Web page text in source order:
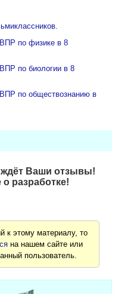
по физике в 8
по биологии в 8
по обществознанию в
Ваши отзывы!
разработке!
к этому материалу, то
на нашем сайте или
пользователь.